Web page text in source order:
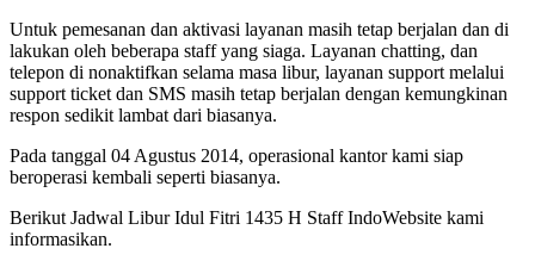
Untuk pemesanan dan aktivasi layanan masih tetap berjalan dan di
lakukan oleh beberapa staff yang siaga. Layanan chatting, dan
telepon di nonaktifkan selama masa libur, layanan support melalui
support ticket dan SMS masih tetap berjalan dengan kemungkinan
respon sedikit lambat dari biasanya.
Pada tanggal 04 Agustus 2014, operasional kantor kami siap
beroperasi kembali seperti biasanya.
Berikut Jadwal Libur Idul Fitri 1435 H Staff IndoWebsite kami
informasikan.